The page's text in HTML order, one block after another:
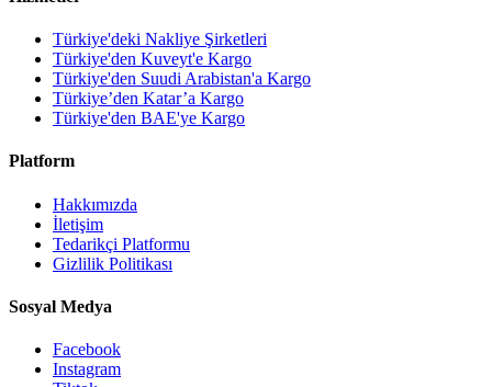
Türkiye'deki Nakliye Şirketleri
Türkiye'den Kuveyt'e Kargo
Türkiye'den Suudi Arabistan'a Kargo
Türkiye’den Katar’a Kargo
Türkiye'den BAE'ye Kargo
Platform
Hakkımızda
İletişim
Tedarikçi Platformu
Gizlilik Politikası
Sosyal Medya
Facebook
Instagram